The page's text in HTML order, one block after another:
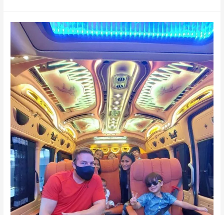
พร้อม
คน
ขับ
บริการ
ที่
นิ
ยม
สุดๆ